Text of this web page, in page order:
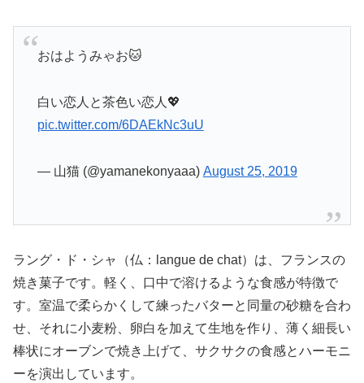
おはようみゃお🐱
白い恋人と茶色い恋人💖
pic.twitter.com/6DAEkNc3uU
— 山猫 (@yamanekonyaaa) August 25, 2019
ラング・ド・シャ（仏：langue de chat）は、フランスの
焼き菓子です。軽く、口中で溶けるような食感が特徴で
す。室温で柔らかくして練ったバターと同量の砂糖を合わ
せ、それに小麦粉、卵白を加えて生地を作り、薄く細長い
棒状にオーブンで焼き上げて、サクサクの食感とハーモニ
ーを演出しています。